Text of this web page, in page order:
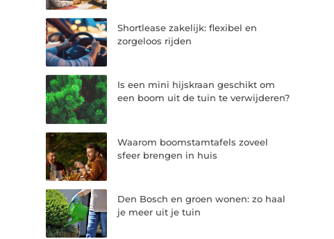
Shortlease zakelijk: flexibel en
zorgeloos rijden
Is een mini hijskraan geschikt om
een boom uit de tuin te verwijderen?
Waarom boomstamtafels zoveel
sfeer brengen in huis
Den Bosch en groen wonen: zo haal
je meer uit je tuin